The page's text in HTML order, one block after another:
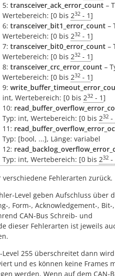
5: transceiver_ack_error_count –
Wertebereich: [0 bis 232 - 1]
6: transceiver_bit1_error_count –
Wertebereich: [0 bis 232 - 1]
7: transceiver_bit0_error_count –
Wertebereich: [0 bis 232 - 1]
8: transceiver_crc_error_count –
Wertebereich: [0 bis 232 - 1]
9:
int, Wertebereich: [0 bis 232 - 1]
10:
Typ: int, Wertebereich: [0 bis 232 -
11:
Typ: [bool, ...], Länge: variabel
12:
Typ: int, Wertebereich: [0 bis 232 -
Fehlerarten zurück.
Level geben Aufschluss über
, Form-, Acknowledgement-,
CAN-Bus Schreib- und
dieser Fehlerarten ist jeweils
255 überschreitet dann
und es können keine Frames
werden. Wenn auf dem CAN-